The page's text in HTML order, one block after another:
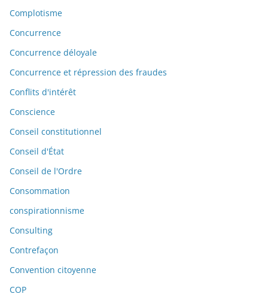
Complotisme
Concurrence
Concurrence déloyale
Concurrence et répression des fraudes
Conflits d'intérêt
Conscience
Conseil constitutionnel
Conseil d'État
Conseil de l'Ordre
Consommation
conspirationnisme
Consulting
Contrefaçon
Convention citoyenne
COP